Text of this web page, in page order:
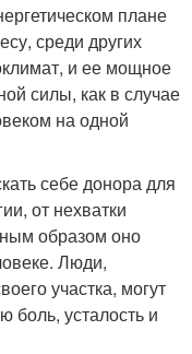
плане
среди других
и ее мощное
силы, как в случае
на одной
себе донора для
от нехватки
образом оно
Люди,
участка, могут
боль, усталость и